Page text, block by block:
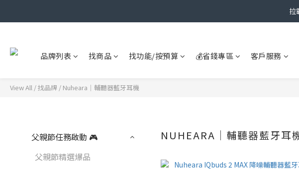
拉
品牌列表 找商品 找功能/按預算 💰省錢專區 客戶服務
View All /找品牌 / Nuheara｜輔聽器藍牙耳機
父親節任務啟動 🎮
父親節精選爆品
NUHEARA｜輔聽器藍牙耳